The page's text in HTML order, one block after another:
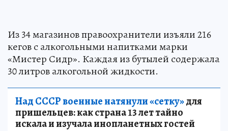
Из 34 магазинов правоохранители изъяли 216
кегов с алкогольными напитками марки
«Мистер Сидр». Каждая из бутылей содержала
30 литров алкогольной жидкости.
Над СССР военные натянули «сетку»для
пришельцев: как страна 13 лет тайно
искала и изучала инопланетных гостей